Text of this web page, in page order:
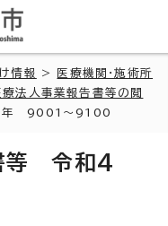
情報 >
医療機関・施術所
療法人事業報告書等の閲
年 9001～9100
等 令和4